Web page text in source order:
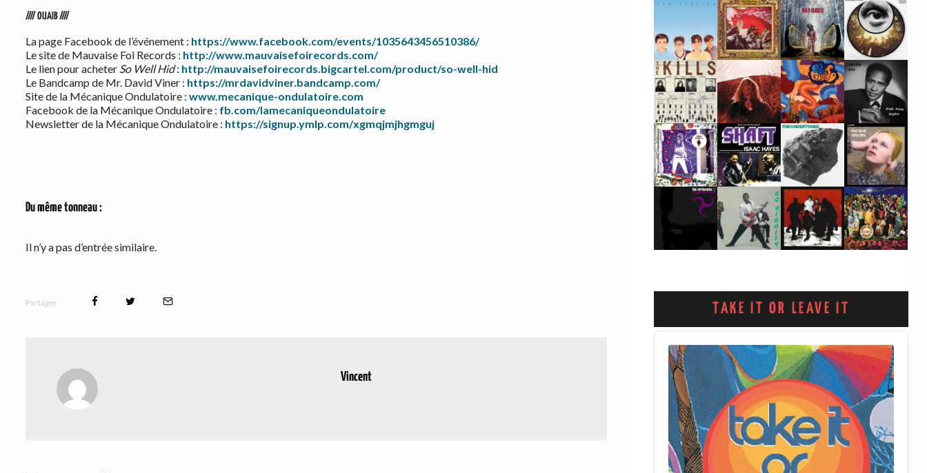
//// OUAIB ////
La page Facebook de l’événement : https://www.facebook.com/events/1035643456510386/
Le site de Mauvaise Foi Records : http://www.mauvaisefoirecords.com/
Le lien pour acheter So Well Hid: http://mauvaisefoirecords.bigcartel.com/product/so-well-hid
Le Bandcamp de Mr. David Viner : https://mrdavidviner.bandcamp.com/
Site de la Mécanique Ondulatoire : www.mecanique-ondulatoire. com
Facebook de la Mécanique Ondulatoire : fb.com/lamecaniqueondulatoire
Newsletter de la Mécanique Ondulatoire : https://signup.ymlp.com/xgmqjmjhgmguj
Du même tonneau :
Il n’y a pas d’entrée similaire.
Partager
Vincent
TAKE IT OR LEAVE IT
Audio
Player